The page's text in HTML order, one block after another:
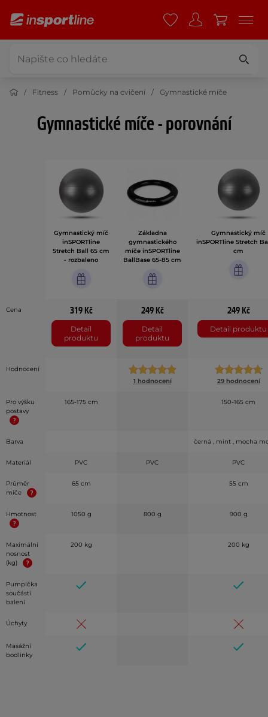
Fitness Pomůcky na cvičení Gymnastické míče
Gymnastické míče - porovnání
Gymnastický míč
inSPORTline
Stretch Ball 65 cm
- rozbaleno
Základna
gymnastického
míče inSPORTline
BallBase 65-85 cm
Gymnastický míč
inSPORTline Stretch
cm
Cena 319 Kč
Detail
produktu
249 Kč
Detail
produktu
249 Kč
Detail produktu
Hodnocení
1 hodnocení
29 hodnocení
Pro výšku
postavy
165-175 cm 150-165 cm
Barva černá , mint , mocha
Materiál PVC PVC PVC
Průměr
míče
65 cm 55 cm
Hmotnost 1050 g 800 g 900 g
Maximální
nosnost
(kg)
200 kg 200 kg
Pumpička
součástí
balení
Úchyty
Masážní
bodlinky